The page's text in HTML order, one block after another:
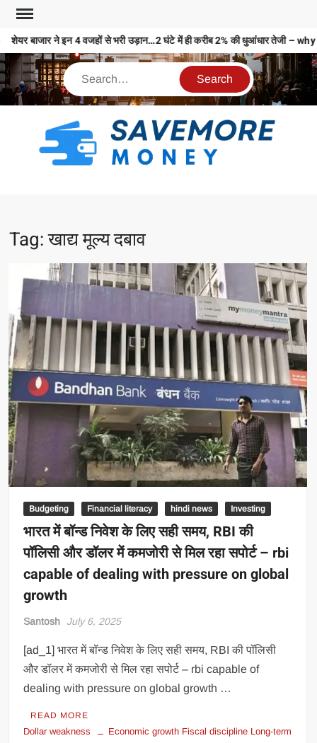
शेयर बाजार ने इन 4 वजहों से भरी उड़ान…2 घंटे में ही करीब 2% की धुआंधार
Tag:खाद्य मूल्य दबाव
Budgeting Financial literacy hindi news Investing
भारत में बॉन्ड निवेश के लिए सही समय, RBI की
पॉलिसी और डॉलर में कमजोरी से मिल रहा सपोर्ट – rbi
capable of dealing with pressure on global
growth
Santosh July 6, 2025
[ad_1] भारत में बॉन्ड निवेश के लिए सही समय, RBI की पॉलिसी
और डॉलर में कमजोरी से मिल रहा सपोर्ट – rbi capable of
dealing with pressure on global growth …
READ MORE
Dollar weakness
Economic growth Fiscal discipline Long-term